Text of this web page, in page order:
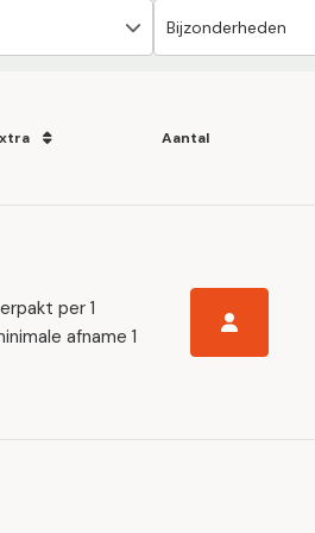
Aantal
per 1
afname 1